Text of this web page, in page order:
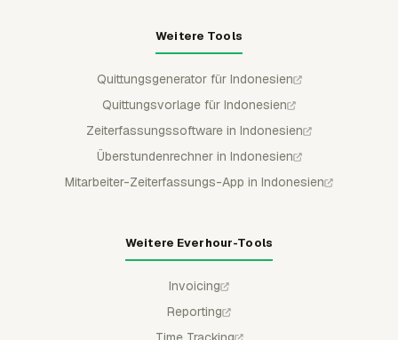
Weitere Tools
Quittungsgenerator für Indonesien
Quittungsvorlage für Indonesien
Zeiterfassungssoftware in Indonesien
Überstundenrechner in Indonesien
Mitarbeiter-Zeiterfassungs-App in Indonesien
Weitere Everhour-Tools
Invoicing
Reporting